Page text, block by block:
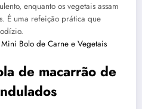
enquanto os vegetais assam
É uma refeição prática que
Bolo de Carne e Vegetais
de macarrão de